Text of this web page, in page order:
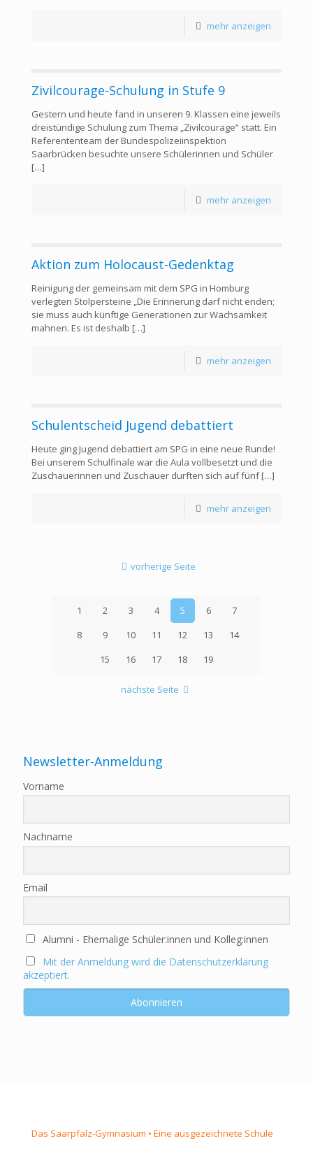
mehr anzeigen
Zivilcourage-Schulung in Stufe 9
Gestern und heute fand in unseren 9. Klassen eine jeweils
dreistündige Schulung zum Thema „Zivilcourage“ statt. Ein
Referententeam der Bundespolizeiinspektion
Saarbrücken besuchte unsere Schülerinnen und Schüler
[…]
mehr anzeigen
Aktion zum Holocaust-Gedenktag
Reinigung der gemeinsam mit dem SPG in Homburg
verlegten Stolpersteine „Die Erinnerung darf nicht enden;
sie muss auch künftige Generationen zur Wachsamkeit
mahnen. Es ist deshalb […]
mehr anzeigen
Schulentscheid Jugend debattiert
Heute ging Jugend debattiert am SPG in eine neue Runde!
Bei unserem Schulfinale war die Aula vollbesetzt und die
Zuschauerinnen und Zuschauer durften sich auf fünf[…]
mehr anzeigen
vorherige Seite
1 2 3 4 5 6
7
8
9 10 11 12 13
14
15
16 17 18 19
nächste Seite
Newsletter-Anmeldung
Vorname
Nachname
Email
Alumni - Ehemalige Schüler:innen und Kolleg:innen
Mit der Anmeldung wird die Datenschutzerklärung
akzeptiert.
Das Saarpfalz-Gymnasium • Eine ausgezeichnete Schule